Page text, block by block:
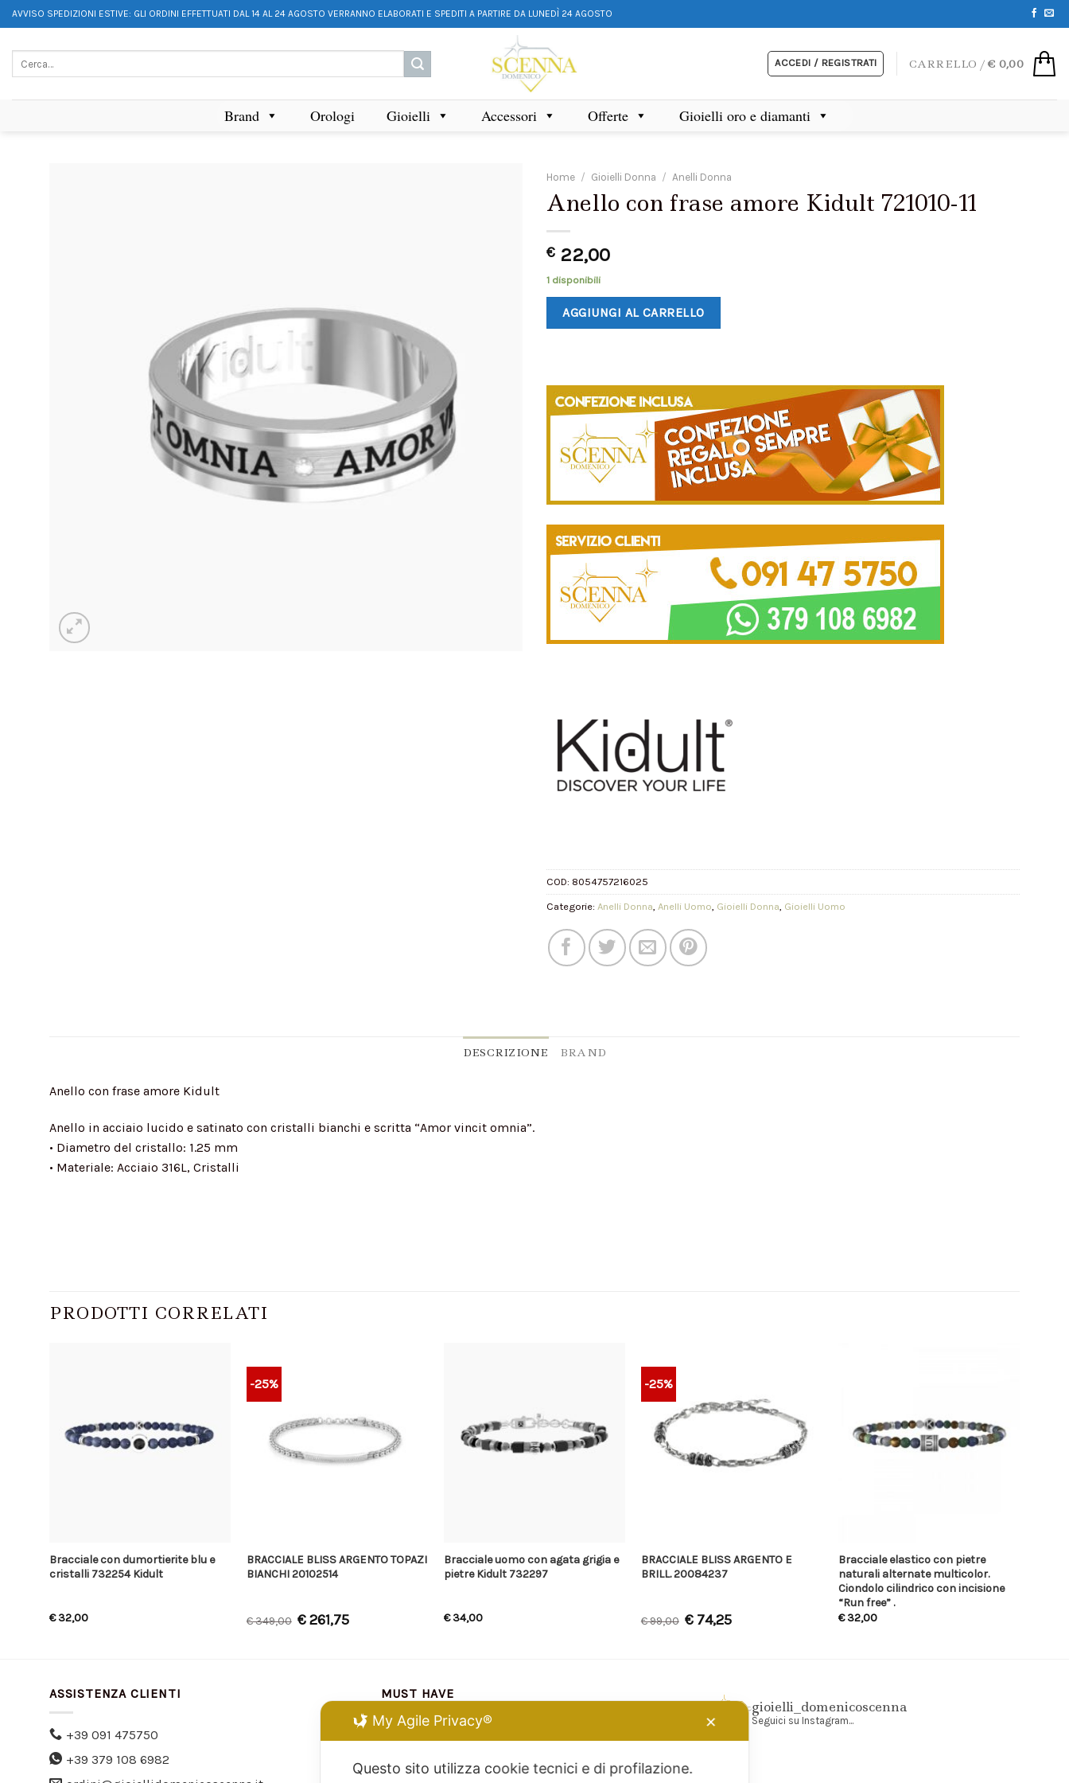
AVVISO SPEDIZIONI ESTIVE: GLI ORDINI EFFETTUATI DAL 14 AL 24 AGOSTO VERRANNO ELABORATI E SPEDITI A PARTIRE DA LUNEDÌ 24 AGOSTO
ACCEDI / REGISTRATI CARRELLO /€ 0,00
Brand Orologi Gioielli Accessori Offerte Gioielli oro e diamanti
Home / Gioielli Donna / Anelli Donna
Anello con frase amore Kidult 721010-11
€ 22,00
1 disponibili
AGGIUNGI AL CARRELLO
COD: 8054757216025
Categorie: Anelli Donna, Anelli Uomo, Gioielli Donna, Gioielli Uomo
DESCRIZIONE BRAND
Anello con frase amore Kidult
Anello in acciaio lucido e satinato con cristalli bianchi e scritta “Amor vincit omnia”.
• Diametro del cristallo: 1.25 mm
• Materiale: Acciaio 316L, Cristalli
PRODOTTI CORRELATI
Bracciale con dumortierite blu e
cristalli 732254 Kidult
€32,00
-25%
BRACCIALE BLISS ARGENTO TOPAZI
BIANCHI 20102514
€349,00 €261,75
Bracciale uomo con agata grigia e
pietre Kidult 732297
€34,00
-25%
BRACCIALE BLISS ARGENTO E
BRILL. 20084237
€99,00 € 74,25
Bracciale elastico con pietre
naturali alternate multicolor.
Ciondolo cilindrico con incisione
“Run free” .
€32,00
ASSISTENZA CLIENTI
+39 091 475750
+39 379 108 6982
MUST HAVE
gioielli_domenicoscenna
Seguici su Instagram...
My Agile Privacy® ✕
Questo sito utilizza cookie tecnici e di profilazione.